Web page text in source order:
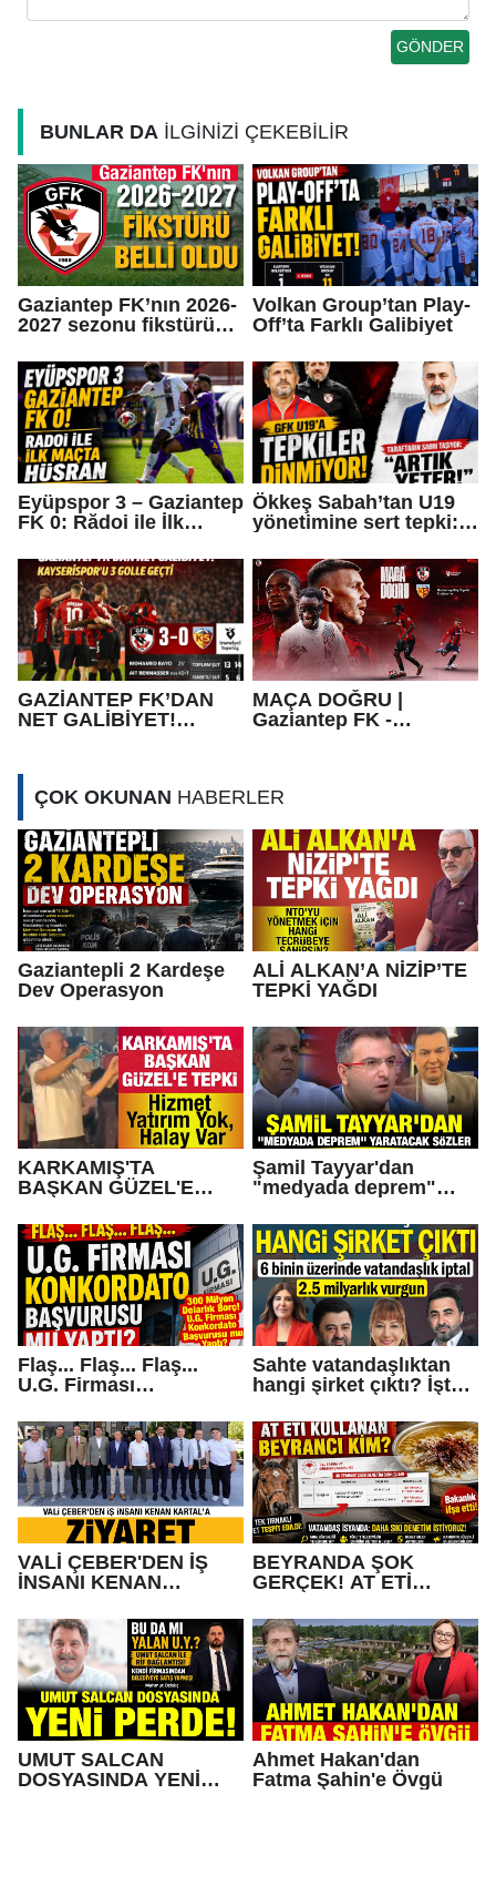
BUNLAR DA İLGİNİZİ ÇEKEBİLİR
Gaziantep FK’nın 2026-
2027 sezonu fikstürü
Volkan Group’tan Play-
Off’ta Farklı Galibiyet
Eyüpspor 3 – Gaziantep
FK 0: Rădoi ile İlk
Ökkeş Sabah’tan U19
yönetimine sert tepki:
GAZİANTEP FK’DAN
NET GALİBİYET!
MAÇA DOĞRU |
Gaziantep FK -
ÇOK OKUNAN HABERLER
Gaziantepli 2 Kardeşe
Dev Operasyon
ALİ ALKAN’A NİZİP’TE
TEPKİ YAĞDI
KARKAMIŞ'TA
BAŞKAN GÜZEL'E
Yok, Halay Var
Şamil Tayyar'dan
"medyada deprem"
Flaş... Flaş... Flaş...
U.G. Firması
mu yaptı?
Sahte vatandaşlıktan
hangi şirket çıktı? İşte
Geçen Gaziantepli İş
İnsanları
VALİ ÇEBER'DEN İŞ
İNSANI KENAN
BEYRANDA ŞOK
GERÇEK! AT ETİ
KİM?
UMUT SALCAN
DOSYASINDA YENİ
Ahmet Hakan'dan
Fatma Şahin'e Övgü